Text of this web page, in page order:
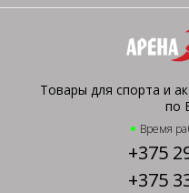
Товары для спорта и
по
Время
+375
+375